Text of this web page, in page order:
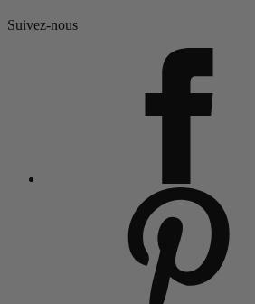
Suivez-nous